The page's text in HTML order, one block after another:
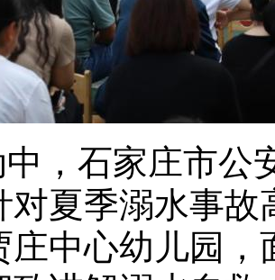
，石家庄市公
对夏季溺水事
庄中心幼儿园